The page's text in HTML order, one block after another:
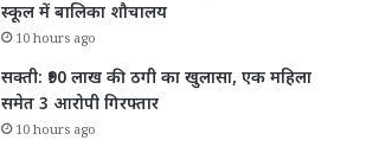
स्कूल में बालिका शौचालय
10 hours ago
सक्ती: ₹90 लाख की ठगी का खुलासा, एक महिला
समेत 3 आरोपी गिरफ्तार
10 hours ago